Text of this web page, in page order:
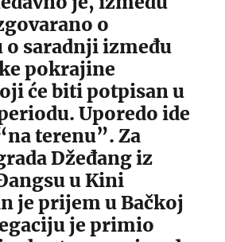
o
o saradnji između
pokrajine
će biti potpisan u
Uporedo ide
terenu”. Za
Džeđang iz
u Kini
je prijem u Bačkoj
je primio